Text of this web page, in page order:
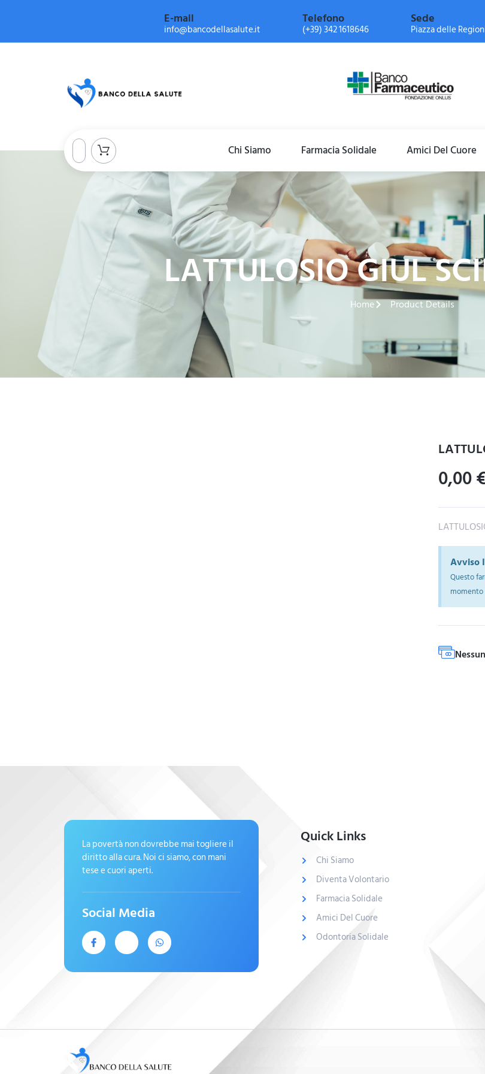
E-mail
info@bancodellasalute.it
Telefono
(+39) 342 1618646
Sede
Piazza delle
Chi Siamo Farmacia Solidale Amici Del Cuore
LATTULOSIO GIUL
Home Product Details
0,00
Avviso
Questo
La povertà non dovrebbe mai togliere il
diritto alla cura. Noi ci siamo, con mani
tese e cuori aperti.
Social Media
Quick Links
Chi Siamo
Diventa Volontario
Farmacia Solidale
Amici Del Cuore
Odontoria Solidale